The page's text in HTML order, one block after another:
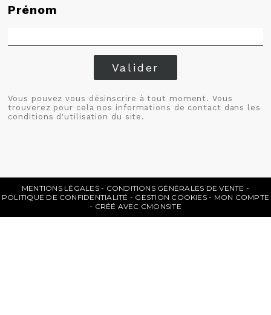
Prénom
Valider
Vous pouvez vous désinscrire à tout moment. Vous
trouverez pour cela nos informations de contact dans les
conditions d'utilisation du site.
MENTIONS LÉGALES
CONDITIONS GÉNÉRALES DE VENTE
POLITIQUE DE CONFIDENTIALITÉ
GESTION COOKIES
MON COMPTE
CRÉÉ AVEC CMONSITE